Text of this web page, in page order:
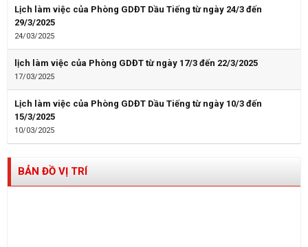
Lịch làm việc của Phòng GDĐT Dầu Tiếng từ ngày 24/3 đến
29/3/2025
24/03/2025
lịch làm việc của Phòng GDĐT từ ngày 17/3 đến 22/3/2025
17/03/2025
Lịch làm việc của Phòng GDĐT Dầu Tiếng từ ngày 10/3 đến
15/3/2025
10/03/2025
BẢN ĐỒ VỊ TRÍ